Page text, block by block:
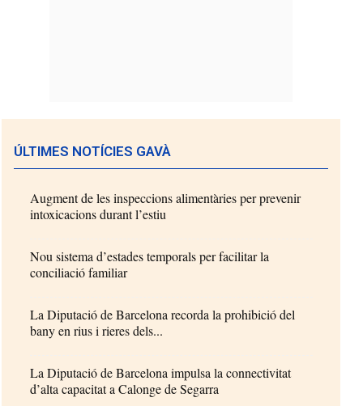
ÚLTIMES NOTÍCIES GAVÀ
Augment de les inspeccions alimentàries per prevenir
intoxicacions durant l’estiu
Nou sistema d’estades temporals per facilitar la
conciliació familiar
La Diputació de Barcelona recorda la prohibició del
bany en rius i rieres dels...
La Diputació de Barcelona impulsa la connectivitat
d’alta capacitat a Calonge de Segarra